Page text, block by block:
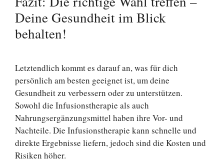
Deine Gesundheit im Blick
behalten!
Letztendlich kommt es darauf an, was für dich
persönlich am besten geeignet ist, um deine
Gesundheit zu verbessern oder zu unterstützen.
Sowohl die Infusionstherapie als auch
Nahrungsergänzungsmittel haben ihre Vor- und
Nachteile. Die Infusionstherapie kann schnelle und
direkte Ergebnisse liefern, jedoch sind die Kosten und
Risiken höher.